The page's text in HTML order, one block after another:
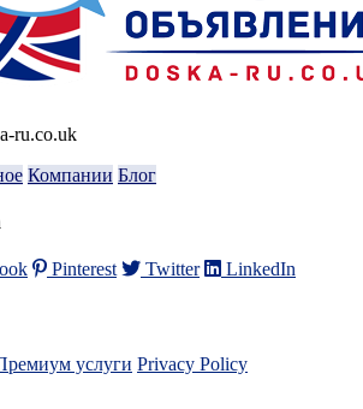
ru.co.uk
Компании Блог
Pinterest Twitter LinkedIn
услуги Privacy Policy